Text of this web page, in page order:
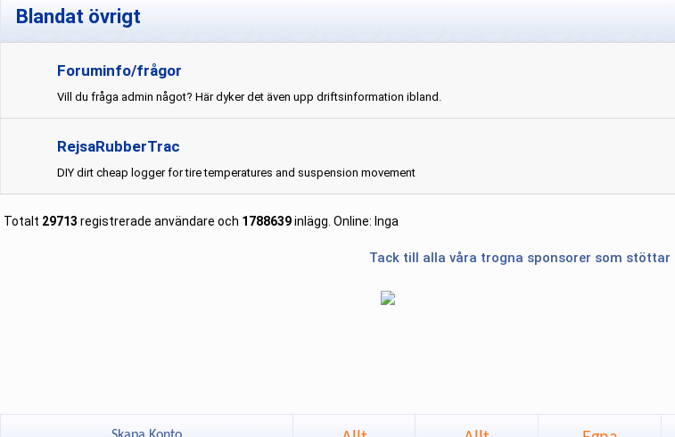
Blandat övrigt
Foruminfo/frågor
Vill du fråga admin något? Här dyker det även upp driftsinformation ibland.
RejsaRubberTrac
DIY dirt cheap logger for tire temperatures and suspension movement
Totalt 29713 registrerade användare och 1788639inlägg. Online: Inga
Tack till alla våra trogna sponsorer som stöttar